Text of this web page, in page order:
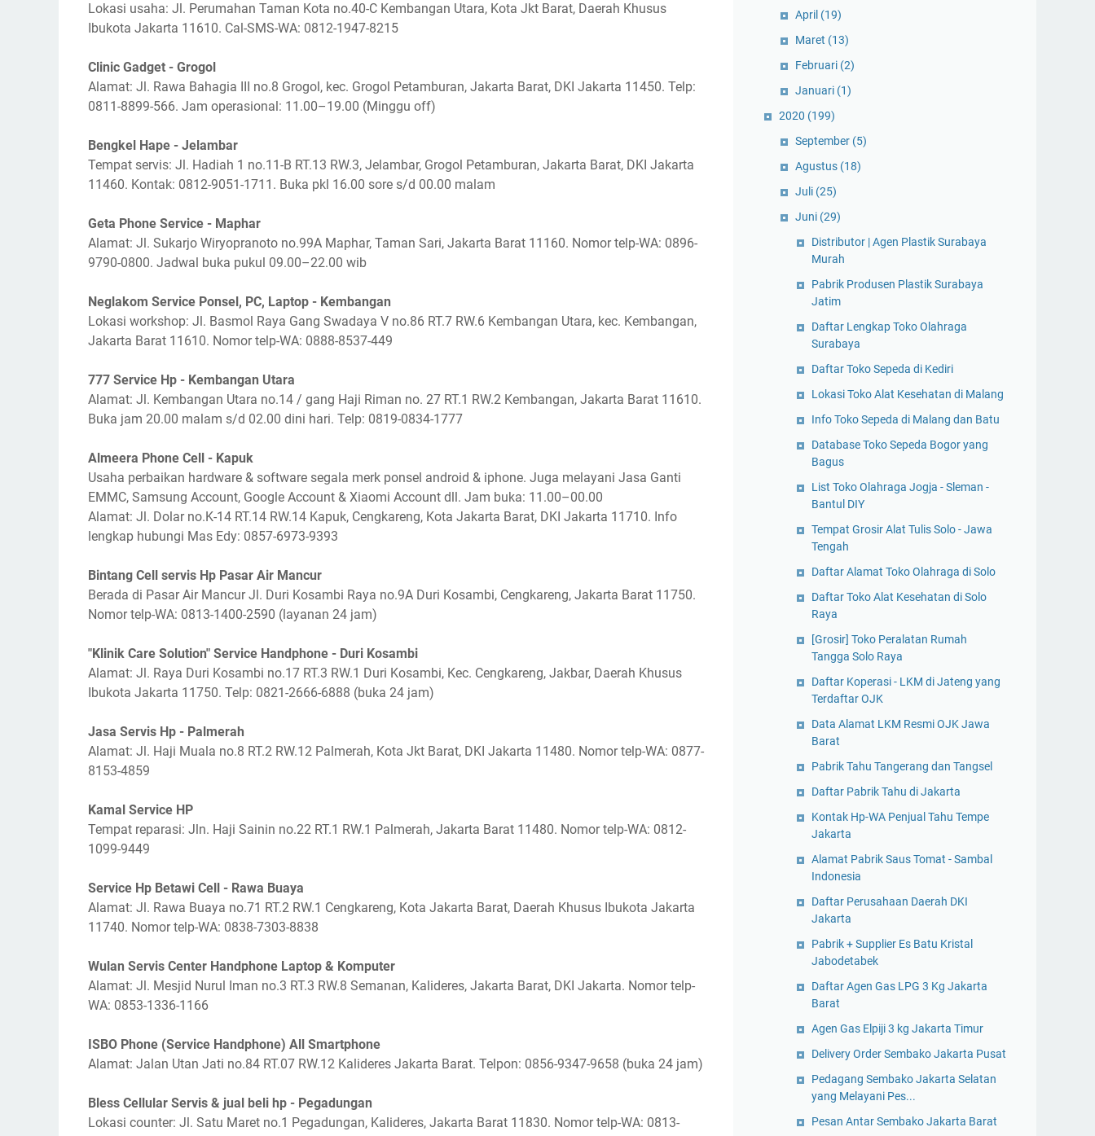
Lokasi usaha: Jl. Perumahan Taman Kota no.40-C Kembangan Utara, Kota Jkt Barat, Daerah Khusus
Ibukota Jakarta 11610. Cal-SMS-WA: 0812-1947-8215
Clinic Gadget - Grogol
Alamat: Jl. Rawa Bahagia III no.8 Grogol, kec. Grogol Petamburan, Jakarta Barat, DKI Jakarta 11450. Telp:
0811-8899-566. Jam operasional: 11.00–19.00 (Minggu off)
Bengkel Hape - Jelambar
Tempat servis: Jl. Hadiah 1 no.11-B RT.13 RW.3, Jelambar, Grogol Petamburan, Jakarta Barat, DKI Jakarta
11460. Kontak: 0812-9051-1711. Buka pkl 16.00 sore s/d 00.00 malam
Geta Phone Service - Maphar
Alamat: Jl. Sukarjo Wiryopranoto no.99A Maphar, Taman Sari, Jakarta Barat 11160. Nomor telp-WA: 0896-
9790-0800. Jadwal buka pukul 09.00–22.00 wib
Neglakom Service Ponsel, PC, Laptop - Kembangan
Lokasi workshop: Jl. Basmol Raya Gang Swadaya V no.86 RT.7 RW.6 Kembangan Utara, kec. Kembangan,
Jakarta Barat 11610. Nomor telp-WA: 0888-8537-449
777 Service Hp - Kembangan Utara
Alamat: Jl. Kembangan Utara no.14 / gang Haji Riman no. 27 RT.1 RW.2 Kembangan, Jakarta Barat 11610.
Buka jam 20.00 malam s/d 02.00 dini hari. Telp: 0819-0834-1777
Almeera Phone Cell - Kapuk
Usaha perbaikan hardware & software segala merk ponsel android & iphone. Juga melayani Jasa Ganti
EMMC, Samsung Account, Google Account & Xiaomi Account dll. Jam buka: 11.00–00.00
Alamat: Jl. Dolar no.K-14 RT.14 RW.14 Kapuk, Cengkareng, Kota Jakarta Barat, DKI Jakarta 11710. Info
lengkap hubungi Mas Edy: 0857-6973-9393
Bintang Cell servis Hp Pasar Air Mancur
Berada di Pasar Air Mancur Jl. Duri Kosambi Raya no.9A Duri Kosambi, Cengkareng, Jakarta Barat 11750.
Nomor telp-WA: 0813-1400-2590 (layanan 24 jam)
"Klinik Care Solution" Service Handphone - Duri Kosambi
Alamat: Jl. Raya Duri Kosambi no.17 RT.3 RW.1 Duri Kosambi, Kec. Cengkareng, Jakbar, Daerah Khusus
Ibukota Jakarta 11750. Telp: 0821-2666-6888 (buka 24 jam)
Jasa Servis Hp - Palmerah
Alamat: Jl. Haji Muala no.8 RT.2 RW.12 Palmerah, Kota Jkt Barat, DKI Jakarta 11480. Nomor telp-WA: 0877-
8153-4859
Kamal Service HP
Tempat reparasi: Jln. Haji Sainin no.22 RT.1 RW.1 Palmerah, Jakarta Barat 11480. Nomor telp-WA: 0812-
1099-9449
Service Hp Betawi Cell - Rawa Buaya
Alamat: Jl. Rawa Buaya no.71 RT.2 RW.1 Cengkareng, Kota Jakarta Barat, Daerah Khusus Ibukota Jakarta
11740. Nomor telp-WA: 0838-7303-8838
Wulan Servis Center Handphone Laptop & Komputer
Alamat: Jl. Mesjid Nurul Iman no.3 RT.3 RW.8 Semanan, Kalideres, Jakarta Barat, DKI Jakarta. Nomor telp-
WA: 0853-1336-1166
ISBO Phone (Service Handphone) All Smartphone
Alamat: Jalan Utan Jati no.84 RT.07 RW.12 Kalideres Jakarta Barat. Telpon: 0856-9347-9658 (buka 24 jam)
Bless Cellular Servis & jual beli hp - Pegadungan
Lokasi counter: Jl. Satu Maret no.1 Pegadungan, Kalideres, Jakarta Barat 11830. Nomor telp-WA: 0813-
April (19)
Maret (13)
Februari (2)
Januari (1)
2020 (199)
September (5)
Agustus (18)
Juli (25)
Juni (29)
Distributor | Agen Plastik Surabaya
Murah
Pabrik Produsen Plastik Surabaya
Jatim
Daftar Lengkap Toko Olahraga
Surabaya
Daftar Toko Sepeda di Kediri
Lokasi Toko Alat Kesehatan di Malang
Info Toko Sepeda di Malang dan Batu
Database Toko Sepeda Bogor yang
Bagus
List Toko Olahraga Jogja - Sleman -
Bantul DIY
Tempat Grosir Alat Tulis Solo - Jawa
Tengah
Daftar Alamat Toko Olahraga di Solo
Daftar Toko Alat Kesehatan di Solo
Raya
[Grosir] Toko Peralatan Rumah
Tangga Solo Raya
Daftar Koperasi - LKM di Jateng yang
Terdaftar OJK
Data Alamat LKM Resmi OJK Jawa
Barat
Pabrik Tahu Tangerang dan Tangsel
Daftar Pabrik Tahu di Jakarta
Kontak Hp-WA Penjual Tahu Tempe
Jakarta
Alamat Pabrik Saus Tomat - Sambal
Indonesia
Daftar Perusahaan Daerah DKI
Jakarta
Pabrik + Supplier Es Batu Kristal
Jabodetabek
Daftar Agen Gas LPG 3 Kg Jakarta
Barat
Agen Gas Elpiji 3 kg Jakarta Timur
Delivery Order Sembako Jakarta Pusat
Pedagang Sembako Jakarta Selatan
yang Melayani Pes...
Pesan Antar Sembako Jakarta Barat